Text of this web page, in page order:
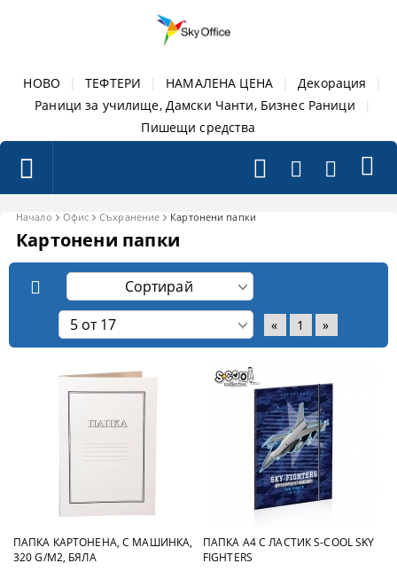
НОВО ТЕФТЕРИ НАМАЛЕНА ЦЕНА Декорация
Раници за училище, Дамски Чанти, Бизнес Раници
Пишещи средства
Начало Офис Съхранение Картонени папки
Картонени папки
« 1 »
ПАПКА КАРТОНЕНА, С МАШИНКА,
320 G/M2, БЯЛА
ПАПКА A4 С ЛАСТИК S-COOL SKY
FIGHTERS